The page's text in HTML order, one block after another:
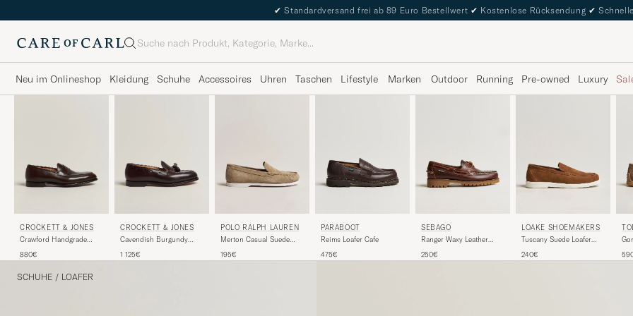
✔ Standardversand frei ab 89 Euro Bestellwert ✔ Kostenlose Rücksendung ✔
Suche
Neu im Onlineshop Kleidung Schuhe Accessoires Uhren Taschen Lifestyle Marken Outdoor Running Pre-owned Luxury
CROCKETT & JONES
Crawford Handgrade
Antique Calf
880€
CROCKETT & JONES
Cavendish Burgundy
1 125€
POLO RALPH LAUREN
Merton Casual Suede
195€
PARABOOT
Reims Loafer Cafe
475€
SEBAGO
Ranger Waxy Leather
250€
LOAKE SHOEMAKERS
Tuscany Suede Loafer
240€
SCHUHE / LOAFER